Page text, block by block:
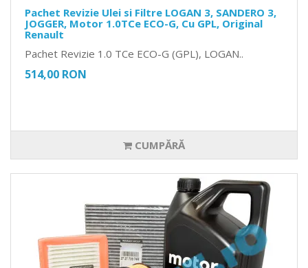
Pachet Revizie Ulei si Filtre LOGAN 3, SANDERO 3,
JOGGER, Motor 1.0TCe ECO-G, Cu GPL, Original
Renault
Pachet Revizie 1.0 TCe ECO-G (GPL), LOGAN..
514,00 RON
CUMPĂRĂ